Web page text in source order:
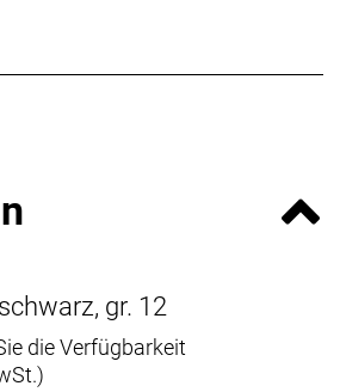
GmbH & Co. KG
gr. 12
die Verfügbarkeit